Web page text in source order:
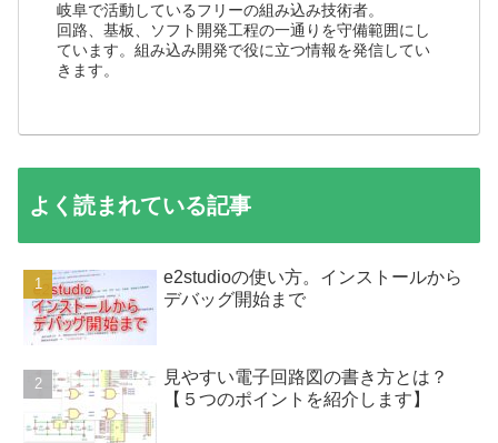
岐阜で活動しているフリーの組み込み技術者。
回路、基板、ソフト開発工程の一通りを守備範囲にし
ています。組み込み開発で役に立つ情報を発信してい
きます。
よく読まれている記事
e2studioの使い方。インストールから
デバッグ開始まで
見やすい電子回路図の書き方とは？
【５つのポイントを紹介します】